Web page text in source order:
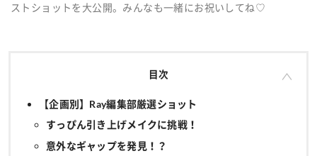
ストショットを大公開。みんなも一緒にお祝いしてね♡
目次
【企画別】Ray編集部厳選ショット
すっぴん引き上げメイクに挑戦！
意外なギャップを発見！？